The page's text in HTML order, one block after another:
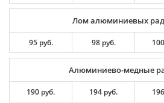
Лом алюминиевых
95 руб. 98 руб.
Алюминиево-медные
190 руб. 194 руб.